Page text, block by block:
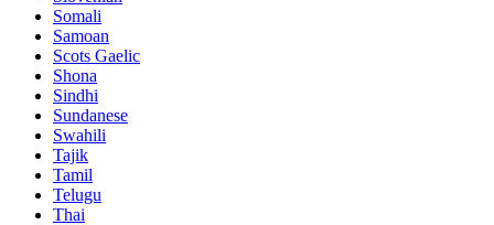
Somali
Samoan
Scots Gaelic
Shona
Sindhi
Sundanese
Swahili
Tajik
Tamil
Telugu
Thai